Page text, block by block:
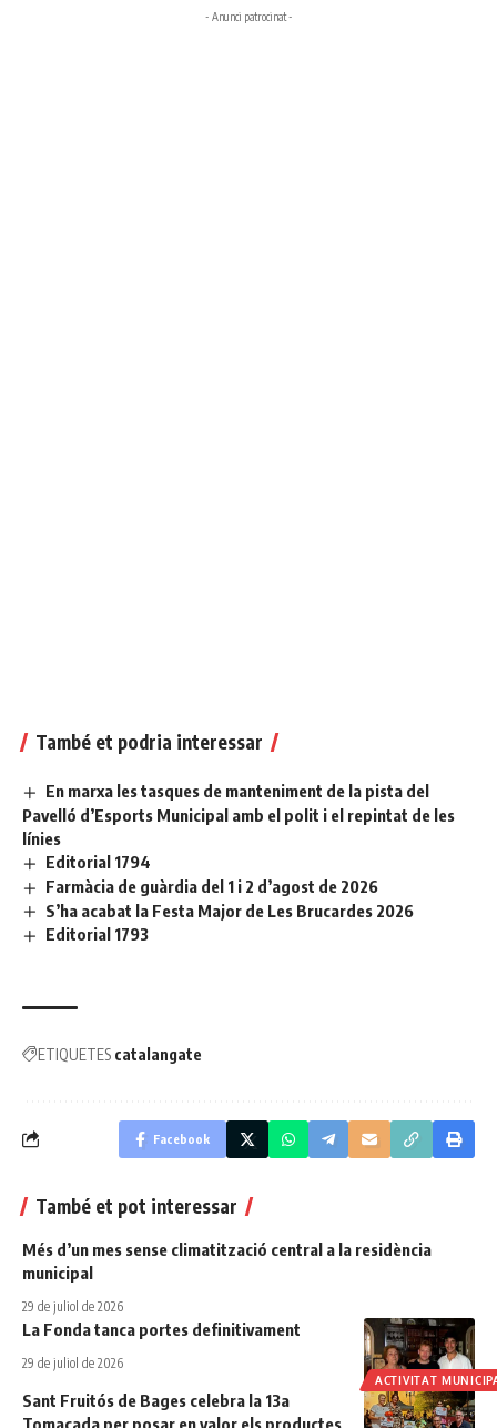
- Anunci patrocinat -
També et podria interessar
En marxa les tasques de manteniment de la pista del
Pavelló d’Esports Municipal amb el polit i el repintat de les
línies
Editorial 1794
Farmàcia de guàrdia del 1 i 2 d’agost de 2026
S’ha acabat la Festa Major de Les Brucardes 2026
Editorial 1793
ETIQUETES catalangate
Facebook
També et pot interessar
Més d’un mes sense climatització central a la residència
municipal
29 de juliol de 2026
ACTIVITAT
La Fonda tanca portes definitivament
29 de juliol de 2026
Sant Fruitós de Bages celebra la 13a
Tomacada per posar en valor els productes